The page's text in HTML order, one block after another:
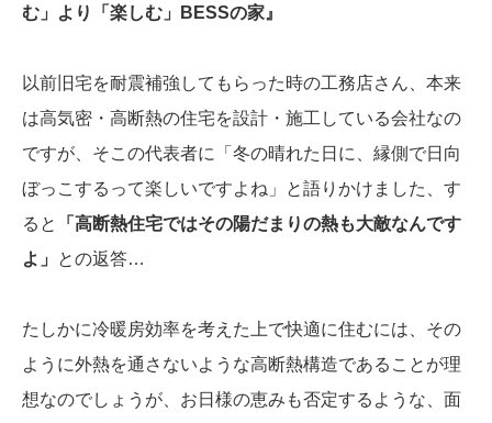
む」より「楽しむ」BESSの家』
以前旧宅を耐震補強してもらった時の工務店さん、本来
は高気密・高断熱の住宅を設計・施工している会社なの
ですが、そこの代表者に「冬の晴れた日に、縁側で日向
ぼっこするって楽しいですよね」と語りかけました、す
ると
「高断熱住宅ではその陽だまりの熱も大敵なんです
よ」
との返答…
たしかに冷暖房効率を考えた上で快適に住むには、その
ように外熱を通さないような高断熱構造であることが理
想なのでしょうが、お日様の恵みも否定するような、面